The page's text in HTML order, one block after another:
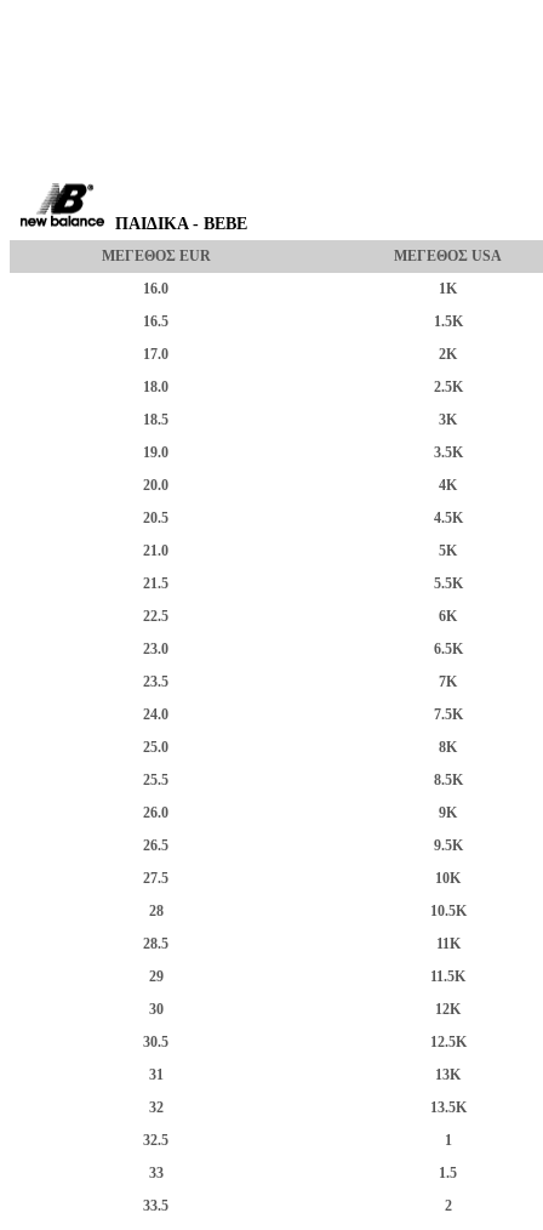
ΠΑΙΔΙΚΑ - BEBE
ΜΕΓΕΘΟΣ EUR
ΜΕΓΕΘΟΣ USA
16.0
1K
16.5
1.5K
17.0
2K
18.0
2.5K
18.5
3K
19.0
3.5K
20.0
4K
20.5
4.5K
21.0
5K
21.5
5.5K
22.5
6K
23.0
6.5K
23.5
7K
24.0
7.5K
25.0
8K
25.5
8.5K
26.0
9K
26.5
9.5K
27.5
10K
28
10.5K
28.5
11K
29
11.5K
30
12K
30.5
12.5K
31
13K
32
13.5K
32.5
1
33
1.5
33.5
2